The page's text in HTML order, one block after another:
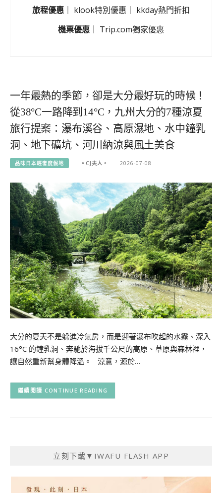
旅程優惠 klook特別優惠
kkday熱門折扣
機票優惠
Trip.com獨家優惠
一年最熱的季節，卻是大分最好玩的時候！
從38°C一路降到14°C，九州大分的7種涼夏
旅行提案：瀑布溪谷、高原濕地、水中鐘乳
洞、地下礦坑、河川納涼與風土美食
品味日本輕奢度假地 。CJ夫人。 2026-07-08
大分的夏天不是躲進冷氣房，而是迎著瀑布吹起的水霧、深入
16°C 的鐘乳洞、奔馳於海拔千公尺的高原、草原與森林裡，
讓自然重新幫身體降溫。 涼意，源於…
CONTINUE READING
立刻下載▼IWAFU FLASH APP